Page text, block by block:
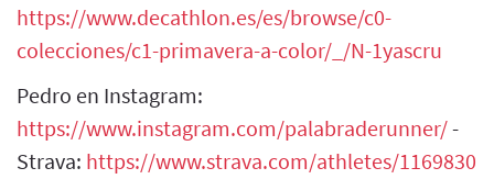
https://www.decathlon.es/es/browse/c0-
colecciones/c1-primavera-a-color/_/N-1yascru
Pedro en Instagram:
https://www.instagram.com/palabraderunner/-
Strava: https://www.strava.com/athletes/1169830